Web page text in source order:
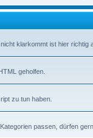
klarkommt ist hier richtig
geholfen.
zu tun haben.
passen, dürfen